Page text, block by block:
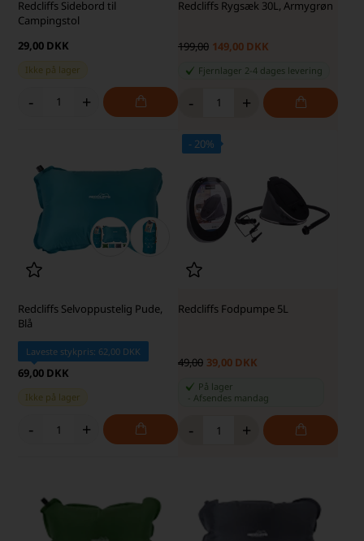
Redcliffs Sidebord til
Campingstol
29,00 DKK
Ikke på lager
- +
Redcliffs Rygsæk 30L, Armygrøn
199,00 149,00 DKK
Fjernlager 2-4 dages levering
- +
Redcliffs Selvoppustelig Pude,
Blå
Laveste stykpris: 62,00 DKK
69,00 DKK
Ikke på lager
- +
- 20%
SKARP PRIS · SKARP PRIS
Redcliffs Fodpumpe 5L
49,00 39,00 DKK
På lager
Afsendes mandag
- +